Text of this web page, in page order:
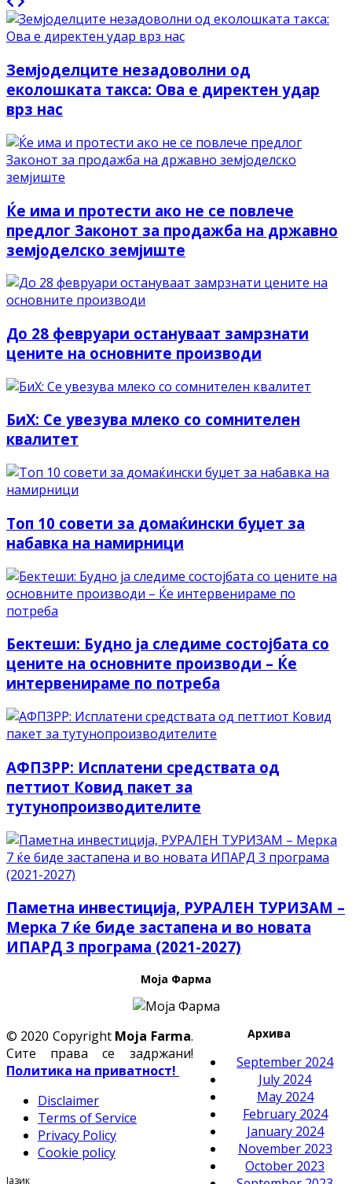
Земјоделците незадоволни од
еколошката такса: Ова е директен удар
врз нас
Ќе има и протести ако не се повлече
предлог Законот за продажба на државно
земјоделско земјиште
До 28 февруари остануваат замрзнати
цените на основните производи
БиХ: Се увезува млеко со сомнителен
квалитет
Топ 10 совети за домаќински буџет за
набавка на намирници
Бектеши: Будно ја следиме состојбата со
цените на основните производи – Ќе
интервенираме по потреба
АФПЗРР: Исплатени средствата од
петтиот Ковид пакет за
тутунопроизводителите
Паметна инвестиција, РУРАЛЕН ТУРИЗАМ –
Мерка 7 ќе биде застапена и во новата
ИПАРД 3 програма (2021-2027)
Моја Фарма
Архива
September 2024
July 2024
May 2024
February 2024
January 2024
November 2023
October 2023
© 2020 Copyright Moja Farma.
Сите права се задржани!
Политика на приватност!
Disclaimer
Terms of Service
Privacy Policy
Cookie policy
Јазик